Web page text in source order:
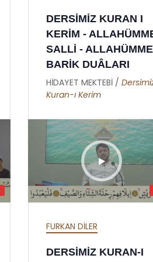
DERSİMİZ KURAN I
KERİM -
SALLİ - ALLAHÜMME
BARİK DUÂLARI
HİDAYET MEKTEBİ /
Kuran-ı Kerim
FURKAN DİLER
DERSİMİZ KURAN-I
YİRMİ YEDİNCİ
HİDAYET MEKTEBİ /
Malkoç